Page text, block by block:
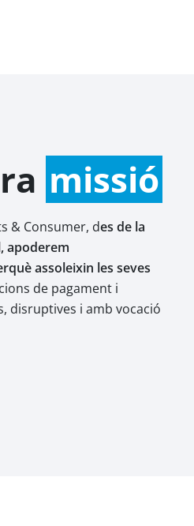
missió
& Consumer, des de la
apoderem
assoleixin les seves
de pagament i
disruptives i amb vocació